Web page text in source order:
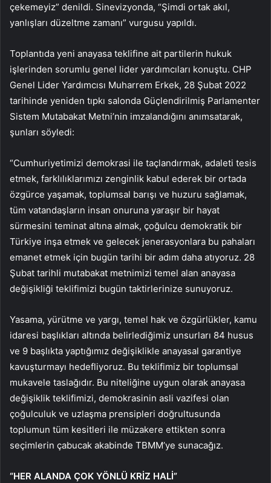
çekemeyiz” denildi. Sinevizyonda, “Şimdi ortak akıl,
yanlışları düzeltme zamanı” vurgusu yapıldı.
Toplantıda yeni anayasa teklifine ait partilerin hukuk
işlerinden sorumlu genel lider yardımcıları konuştu. CHP
Genel Lider Yardımcısı Muharrem Erkek, 28 Şubat 2022
tarihinde yeniden tıpkı salonda Güçlendirilmiş Parlamenter
Sistem Mutabakat Metni’nin imzalandığını anımsatarak,
şunları söyledi:
“Cumhuriyetimizi demokrasi ile taçlandırmak, adaleti tesis
etmek, farklılıklarımızı zenginlik kabul ederek bir ortada
özgürce yaşamak, toplumsal barışı ve huzuru sağlamak,
tüm vatandaşların insan onuruna yaraşır bir hayat
sürmesini teminat altına almak, çoğulcu demokratik bir
Türkiye inşa etmek ve gelecek jenerasyonlara bu pahaları
emanet etmek için bugün tarihi bir adım daha atıyoruz. 28
Şubat tarihli mutabakat metnimizi temel alan anayasa
değişikliği teklifimizi bugün taktirlerinize sunuyoruz.
Yasama, yürütme ve yargı, temel hak ve özgürlükler, kamu
idaresi başlıkları altında belirlediğimiz unsurları 84 husus
ve 9 başlıkta yaptığımız değişiklikle anayasal garantiye
kavuşturmayı hedefliyoruz. Bu teklifimiz bir toplumsal
mukavele taslağıdır. Bu niteliğine uygun olarak anayasa
değişiklik teklifimizi, demokrasinin asli vazifesi olan
çoğulculuk ve uzlaşma prensipleri doğrultusunda
toplumun tüm kesitleri ile müzakere ettikten sonra
seçimlerin çabucak akabinde TBMM’ye sunacağız.
“HER ALANDA ÇOK YÖNLÜ KRİZ HALİ”